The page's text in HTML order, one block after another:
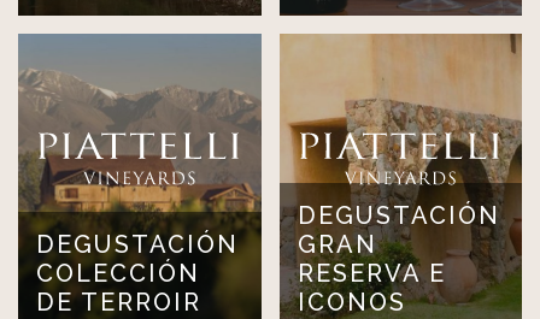
DEGUSTACIÓN
COLECCIÓN
DE TERROIR
DEGUSTACIÓN
GRAN
RESERVA E
ICONOS